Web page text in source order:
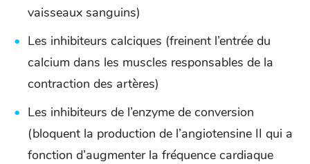
vaisseaux sanguins)
Les inhibiteurs calciques (freinent l’entrée du
calcium dans les muscles responsables de la
contraction des artères)
Les inhibiteurs de l’enzyme de conversion
(bloquent la production de l’angiotensine II qui a
fonction d’augmenter la fréquence cardiaque